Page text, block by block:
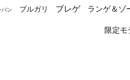
パン ブルガリ ブレゲ ランゲ＆ゾ
限定モ